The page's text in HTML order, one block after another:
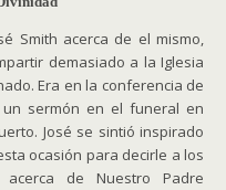
Smith acerca de el mismo,
demasiado a la Iglesia
Era en la conferencia de
sermón en el funeral en
José se sintió inspirado
ocasión para decirle a los
de Nuestro Padre